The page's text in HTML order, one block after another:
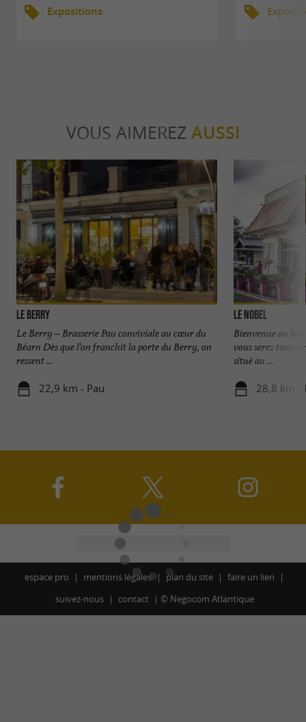
Expositions
VOUS AIMEREZ AUSSI
Le Berry
Le Berry – Brasserie Pau conviviale au cœur du
Béarn Dès que l’on franchit la porte du Berry, on
ressent ...
22,9 km - Pau
Le Nobel
Bienvenue au
vous serez
situé au ...
28,8 km -
espace pro mentions légales plan du site
faire un lien
suivez-nous
contact © Negocom Atlantique